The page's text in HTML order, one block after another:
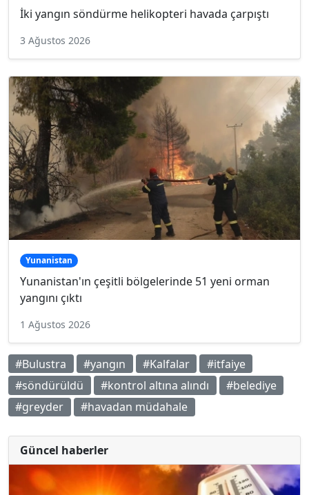
İki yangın söndürme helikopteri havada çarpıştı
3 Ağustos 2026
Yunanistan
Yunanistan'ın çeşitli bölgelerinde 51 yeni orman
yangını çıktı
1 Ağustos 2026
#Bulustra #yangın #Kalfalar
#itfaiye
#söndürüldü
#kontrol altına alındı
#belediye
#greyder
#havadan müdahale
Güncel haberler